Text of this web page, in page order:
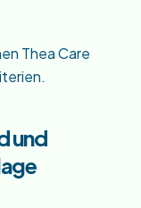
Thea Care
und